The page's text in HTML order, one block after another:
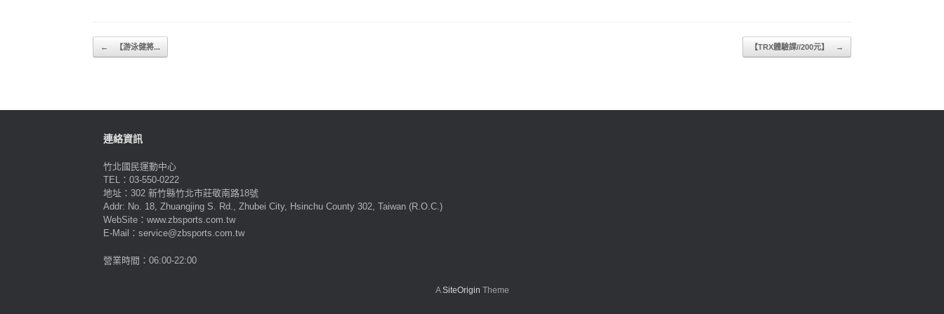
Post navigation
← 【游泳健將... 【TRX體驗課//200元】 →
連絡資訊
竹北國民運動中心
TEL：03-550-0222
地址：302 新竹縣竹北市莊敬南路18號
Addr: No. 18, Zhuangjing S. Rd., Zhubei City, Hsinchu County 302, Taiwan (R.O.C.)
WebSite：www.zbsports.com.tw
E-Mail：service@zbsports.com.tw
營業時間：06:00-22:00
ASiteOrigin Theme